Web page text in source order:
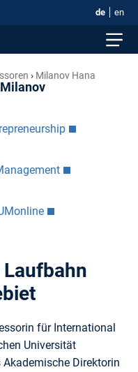
de en
Milanov Hana
für International
Universität
Direktorin